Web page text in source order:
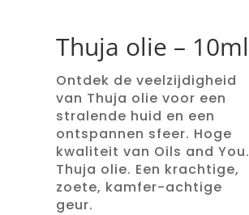
Thuja olie – 10ml
Ontdek de veelzijdigheid
van Thuja olie voor een
stralende huid en een
ontspannen sfeer. Hoge
kwaliteit van Oils and You.
Thuja olie. Een krachtige,
zoete, kamfer-achtige
geur.